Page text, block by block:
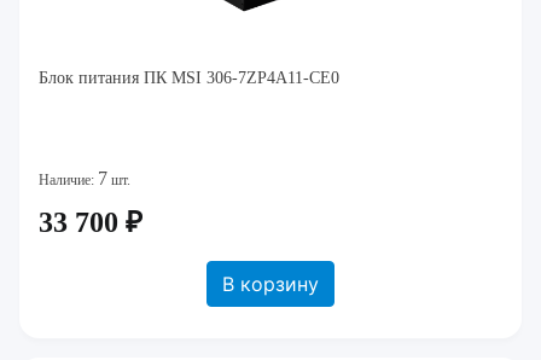
Блок питания ПК MSI 306-7ZP4A11-CE0
Наличие: 7 шт.
33 700 ₽
В корзину